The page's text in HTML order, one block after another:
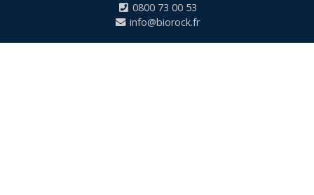
0800 73 00 53
info@biorock.fr